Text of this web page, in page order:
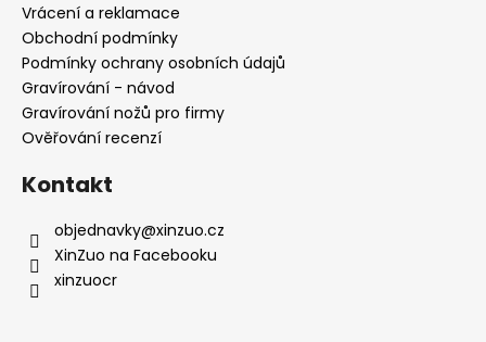
Vrácení a reklamace
Obchodní podmínky
Podmínky ochrany osobních údajů
Gravírování - návod
Gravírování nožů pro firmy
Ověřování recenzí
Kontakt
objednavky@xinzuo.cz
XinZuo na Facebooku
xinzuocr